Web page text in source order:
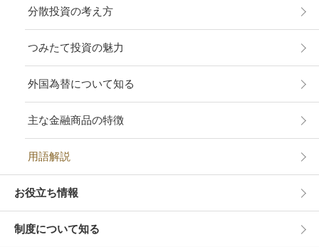
分散投資の考え方
つみたて投資の魅力
外国為替について知る
主な金融商品の特徴
用語解説
お役立ち情報
制度について知る